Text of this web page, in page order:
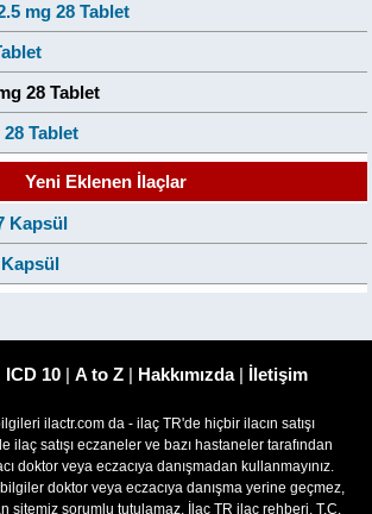
mg 28 Tablet
28 Tablet
28 Tablet
Yeni Eklenen İlaçlar
Kapsül
ICD 10 | A to Z | Hakkımızda| İletişim
ilactr.com da - ilaç TR'de hiçbir ilacın satışı
ilaç satışı eczaneler ve bazı hastaneler tarafından
doktor veya eczacıya danışmadan kullanmayınız.
doktor veya eczacıya danışma yerine geçmez,
sitemiz sorumlu tutulamaz. İlaç TR ilaç rehberi, T.C.